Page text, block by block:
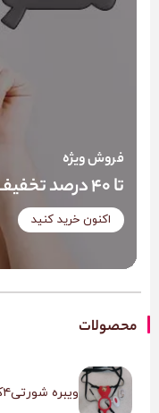
فروش ویژه
تا 40 درصد تخفیف
اکنون خرید کنید
محصولات
ویبره شورتی۴کاره - 080